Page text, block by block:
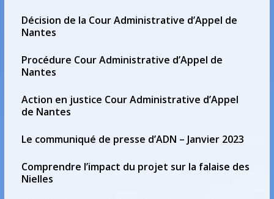
Décision de la Cour Administrative d’Appel de
Nantes
Procédure Cour Administrative d’Appel de
Nantes
Action en justice Cour Administrative d’Appel
de Nantes
Le communiqué de presse d’ADN – Janvier 2023
Comprendre l’impact du projet sur la falaise des
Nielles